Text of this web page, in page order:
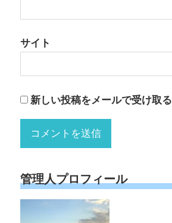
サイト
新しい投稿をメールで受け取る
管理人プロフィール